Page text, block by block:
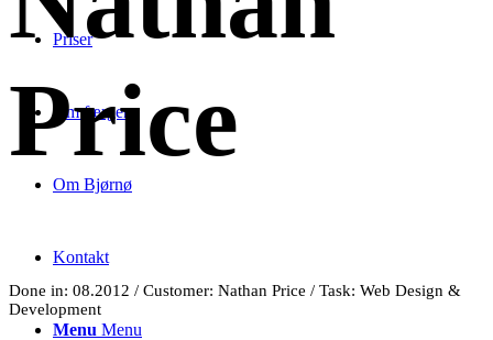
Priser
Om færgen
Om Bjørnø
Kontakt
Menu Menu
Price
Done in: 08.2012 / Customer: Nathan Price / Task: Web Design &
Development